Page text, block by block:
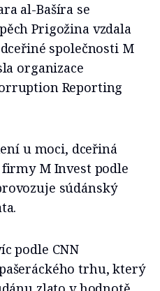
al-Bašíra se
Prigožina vzdala
společnosti M
organizace
Reporting
u moci, dceřiná
M Invest podle
súdánský
podle CNN
trhu, který